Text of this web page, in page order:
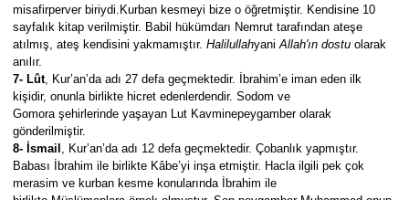
misafirperver biriydi.Kurban kesmeyi bize o öğretmiştir. Kendisine 10
sayfalık kitap verilmiştir. Babil hükümdarı Nemrut tarafından ateşe
atılmış, ateş kendisini yakmamıştır. Halilullahyani Allah'ın dostu olarak
anılır.
7- Lût, Kur’an’da adı 27 defa geçmektedir. İbrahim’e iman eden ilk
kişidir, onunla birlikte hicret edenlerdendir. Sodom ve
Gomora şehirlerinde yaşayan Lut Kavminepeygamber olarak
gönderilmiştir.
8- İsmail
, Kur’an’da adı 12 defa geçmektedir. Çobanlık yapmıştır.
Babası İbrahim ile birlikte Kâbe’yi inşa etmiştir. Hacla ilgili pek çok
merasim ve kurban kesme konularında İbrahim ile